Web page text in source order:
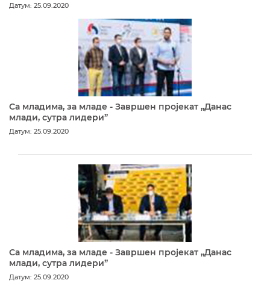
Датум: 25.09.2020
Са младима, за младе - Завршен пројекат „Данас
млади, сутра лидери”
Датум: 25.09.2020
Са младима, за младе - Завршен пројекат „Данас
млади, сутра лидери”
Датум: 25.09.2020